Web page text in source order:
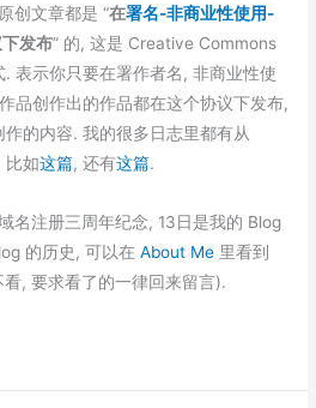
创文章都是 “在署名-非商业性使用-
发布” 的, 这是 Creative Commons
表示你只要在署作者名, 非商业性使
作品创作出的作品都在这个协议下发布,
的内容. 我的很多日志里都有从
比如这篇, 还有这篇.
名注册三周年纪念, 13日是我的 Blog
的历史, 可以在About Me 里看到
, 要求看了的一律回来留言).